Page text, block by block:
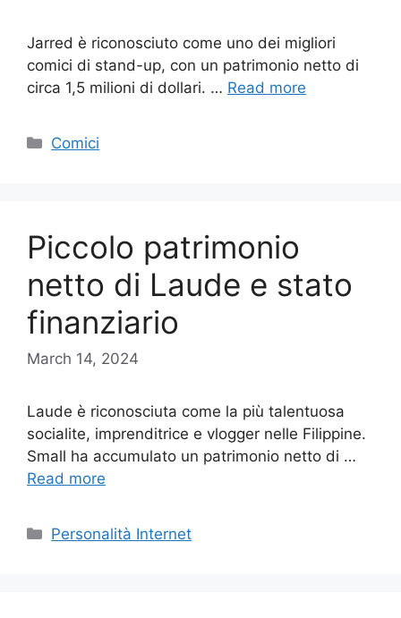
Jarred è riconosciuto come uno dei migliori
comici di stand-up, con un patrimonio netto di
circa 1,5 milioni di dollari. … Read more
Categories
Comici
Piccolo patrimonio
netto di Laude e stato
finanziario
March 14, 2024
Laude è riconosciuta come la più talentuosa
socialite, imprenditrice e vlogger nelle Filippine.
Small ha accumulato un patrimonio netto di …
Read more
Categories
Personalità Internet